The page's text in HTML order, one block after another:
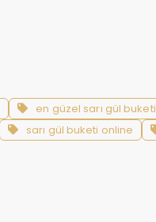
en güzel sarı gül buketi
sarı gül buketi online